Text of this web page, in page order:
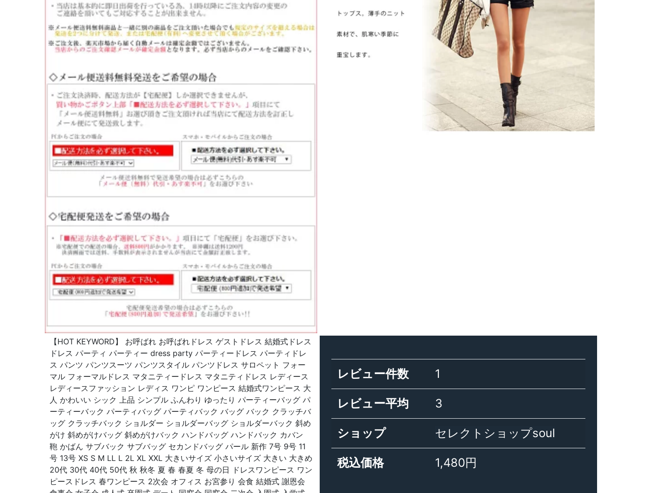
【HOT KEYWORD】 お呼ばれ お呼ばれドレス ゲストドレス 結婚式ドレス
ドレス パーティ パーティー dress party パーティードレス パーティドレ
ス パンツ パンツスーツ パンツスタイル パンツドレス サロペット フォー
マル フォーマルドレス マタニティードレス マタニティドレス レディース
レディースファッション レディス ワンピ ワンピース 結婚式ワンピース 大
人 かわいい シック 上品 シンプル ふんわり ゆったり パーティーバッグ パ
ーティーバック パーティバッグ パーティバック バッグ バック クラッチバ
ッグ クラッチバック ショルダー ショルダーバッグ ショルダーバック 斜め
がけ 斜めがけバッグ 斜めがけバック ハンドバッグ ハンドバック カバン
鞄 かばん サブバック サブバッグ セカンドバッグ パール 新作 7号 9号 11
号 13号 XS S M LL L 2L XL XXL 大きいサイズ 小さいサイズ 大きい 大きめ
20代 30代 40代 50代 秋 秋冬 夏 春 春夏 冬 母の日 ドレスワンピース ワン
ピースドレス 春ワンピース 2次会 オフィス お宮参り 会食 結婚式 謝恩会
レビュー件数 1
レビュー平均 3
ショップ セレクトショップsoul
税込価格 1,480円